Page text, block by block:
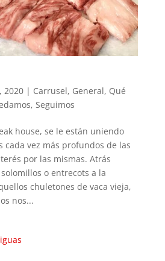
2020| Carrusel, General, Qué
, Seguimos
house, se le están uniendo
cada vez más profundos de las
por las mismas. Atrás
o entrecots a la
chuletones de vaca vieja,
nos...